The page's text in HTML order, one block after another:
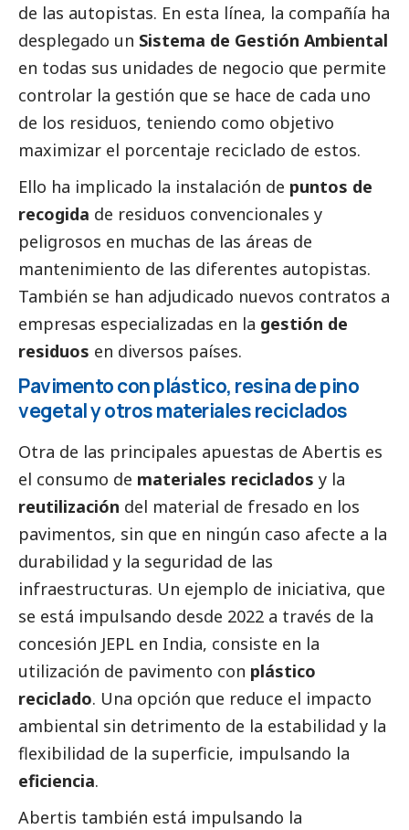
de las autopistas. En esta línea, la compañía ha
desplegado un Sistema de Gestión Ambiental
en todas sus unidades de negocio que permite
controlar la gestión que se hace de cada uno
de los residuos, teniendo como objetivo
maximizar el porcentaje reciclado de estos.
Ello ha implicado la instalación de puntos de
recogida de residuos convencionales y
peligrosos en muchas de las áreas de
mantenimiento de las diferentes autopistas.
También se han adjudicado nuevos contratos a
empresas especializadas en la gestión de
residuos en diversos países.
Pavimento con plástico, resina de pino
vegetal y otros materiales reciclados
Otra de las principales apuestas de Abertis es
el consumo de materiales reciclados y la
reutilización del material de fresado en los
pavimentos, sin que en ningún caso afecte a la
durabilidad y la seguridad de las
infraestructuras. Un ejemplo de iniciativa, que
se está impulsando desde 2022 a través de la
concesión JEPL en India, consiste en la
utilización de pavimento con plástico
reciclado. Una opción que reduce el impacto
ambiental sin detrimento de la estabilidad y la
flexibilidad de la superficie, impulsando la
eficiencia.
Abertis también está impulsando la